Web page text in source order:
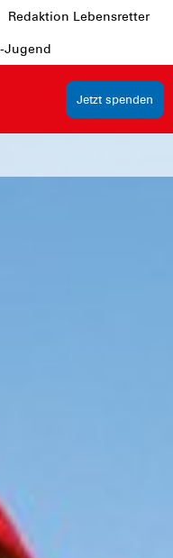
Redaktion Lebensretter
Jugend
Jetzt spenden
im Einsatz fürs